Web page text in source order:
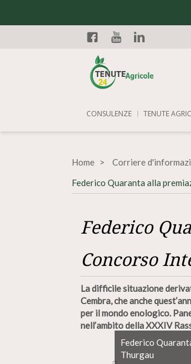
Facebook
CONSULENZE TENUTE
Home Corriere
Federico Quaranta alla
Federico
Concorso
La difficile situazione
Cembra, che anche
per il mondo enologico.
nell’ambito della XXXIV
Federico
Thurgau